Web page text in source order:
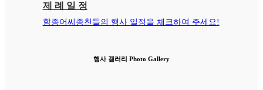
제 례 일 정
함종어씨종친들의 행사 일정을 체크하여 주세요!
행사 갤러리 Photo Gallery